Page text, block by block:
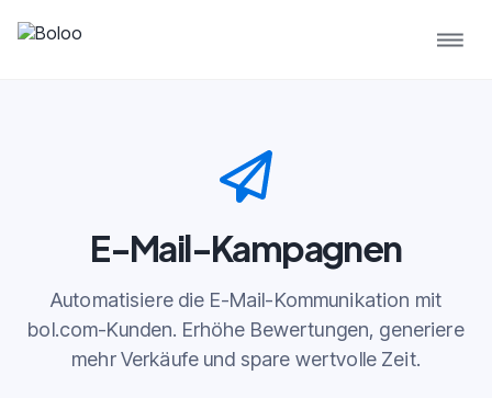
E-Mail-Kampagnen
Automatisiere die E-Mail-Kommunikation mit
bol.com-Kunden. Erhöhe Bewertungen, generiere
mehr Verkäufe und spare wertvolle Zeit.